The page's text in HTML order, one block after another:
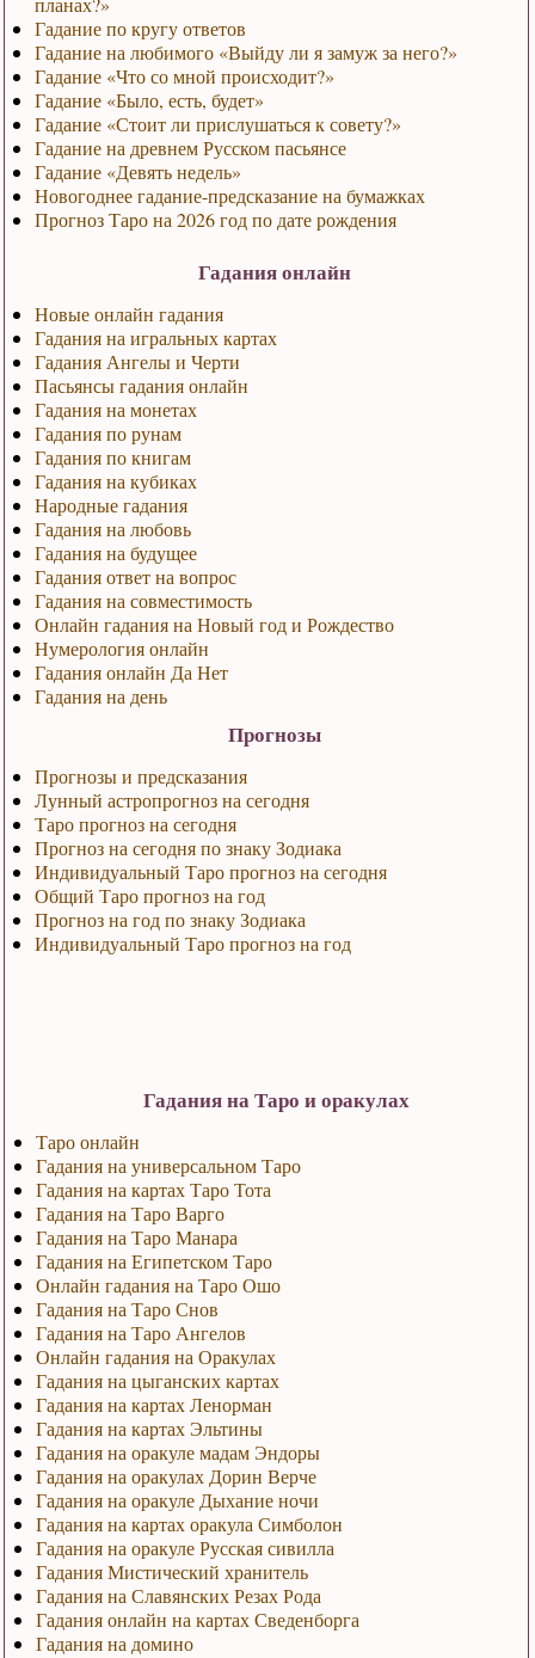
Гадание по кругу ответов
Гадание на любимого «Выйду ли я замуж за него?»
Гадание «Что со мной происходит?»
Гадание «Было, есть, будет»
Гадание «Стоит ли прислушаться к совету?»
Гадание на древнем Русском пасьянсе
Гадание «Девять недель»
Новогоднее гадание-предсказание на бумажках
Прогноз Таро на 2026 год по дате рождения
Гадания онлайн
Новые онлайн гадания
Гадания на игральных картах
Гадания Ангелы и Черти
Пасьянсы гадания онлайн
Гадания на монетах
Гадания по рунам
Гадания по книгам
Гадания на кубиках
Народные гадания
Гадания на любовь
Гадания на будущее
Гадания ответ на вопрос
Гадания на совместимость
Онлайн гадания на Новый год и Рождество
Нумерология онлайн
Гадания онлайн Да Нет
Гадания на день
Прогнозы
Прогнозы и предсказания
Лунный астропрогноз на сегодня
Таро прогноз на сегодня
Прогноз на сегодня по знаку Зодиака
Индивидуальный Таро прогноз на сегодня
Общий Таро прогноз на год
Прогноз на год по знаку Зодиака
Индивидуальный Таро прогноз на год
Гадания на Таро и оракулах
Таро онлайн
Гадания на универсальном Таро
Гадания на картах Таро Тота
Гадания на Таро Варго
Гадания на Таро Манара
Гадания на Египетском Таро
Онлайн гадания на Таро Ошо
Гадания на Таро Снов
Гадания на Таро Ангелов
Онлайн гадания на Оракулах
Гадания на цыганских картах
Гадания на картах Ленорман
Гадания на картах Эльтины
Гадания на оракуле мадам Эндоры
Гадания на оракулах Дорин Верче
Гадания на оракуле Дыхание ночи
Гадания на картах оракула Симболон
Гадания на оракуле Русская сивилла
Гадания Мистический хранитель
Гадания на Славянских Резах Рода
Гадания онлайн на картах Сведенборга
Гадания на домино